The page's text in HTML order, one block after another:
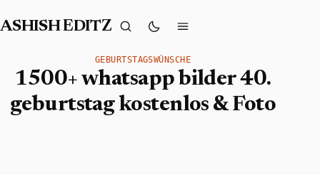
ASHISH EDITZ
GEBURTSTAGSWÜNSCHE
1500+ whatsapp bilder 40.
geburtstag kostenlos & Foto